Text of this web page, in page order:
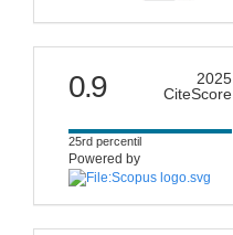
citescore
0.9
2025
CiteScore
25rd percentil
Powered by